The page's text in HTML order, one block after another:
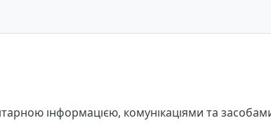
інформацією, комунікаціями та